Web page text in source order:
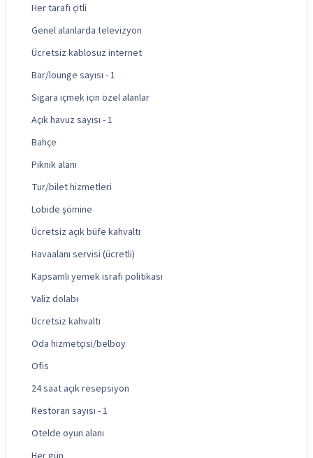
Her tarafı çitli
Genel alanlarda televizyon
Ücretsiz kablosuz internet
Bar/lounge sayısı - 1
Sigara içmek için özel alanlar
Açık havuz sayısı - 1
Bahçe
Piknik alanı
Tur/bilet hizmetleri
Lobide şömine
Ücretsiz açık büfe kahvaltı
Havaalanı servisi (ücretli)
Kapsamlı yemek israfı politikası
Valiz dolabı
Ücretsiz kahvaltı
Oda hizmetçisi/belboy
Ofis
24 saat açık resepsiyon
Restoran sayısı - 1
Otelde oyun alanı